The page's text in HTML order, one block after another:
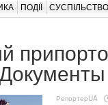
ПОДІЇ СУСПІЛЬСТВО
РепортерUA